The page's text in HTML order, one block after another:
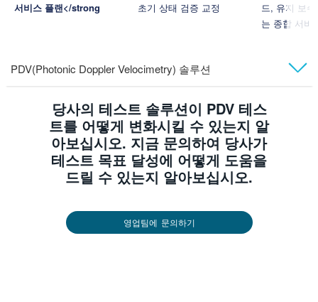
서비스 플랜</strong 초기 상태 검증 교정
드, 유지 보
는 종합 서비
PDV(Photonic Doppler Velocimetry) 솔루션
당사의 테스트 솔루션이 PDV 테스
트를 어떻게 변화시킬 수 있는지 알
아보십시오. 지금 문의하여 당사가
테스트 목표 달성에 어떻게 도움을
드릴 수 있는지 알아보십시오.
영업팀에 문의하기